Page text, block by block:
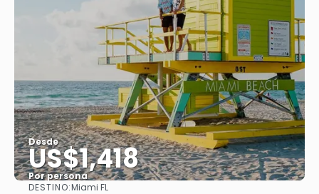
Desde
US$1,418
Por persona
DESTINO:Miami FL